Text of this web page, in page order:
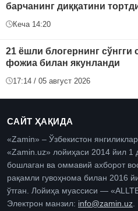
барчанинг диққатини
Кеча 14:20
21 ёшли блогернинг сўнгги
фожиа билан якунланди
17:14 / 05 август 2026
САЙТ ҲАҚИДА
«Zamin» – Ўзбекистон
«Zamin.uz» лойиҳаси 2014 йил 1
бошлаган ва оммавий ахборот
рақамли гувоҳнома билан 2016
ўтган. Лойиҳа муассиси —
Электрон манзил: info@zamin.uz